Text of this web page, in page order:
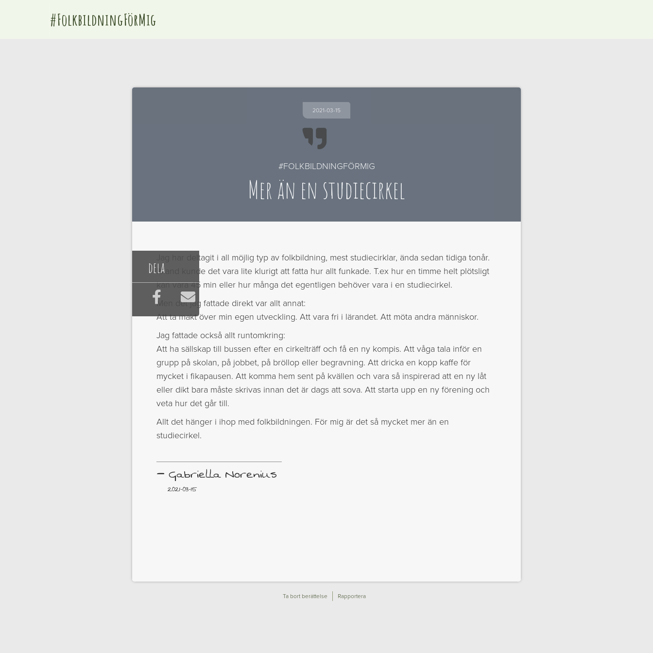
#FolkbildningFörMig

2021-03-15
#FOLKBILDNINGFÖRMIG
Mer än en studiecirkel
Jag har deltagit i all möjlig typ av folkbildning, mest studiecirklar, ända sedan tidiga tonår.
Ibland kunde det vara lite klurigt att fatta hur allt funkade. T.ex hur en timme helt plötsligt
kan vara 45 min eller hur många det egentligen behöver vara i en studiecirkel.
Men det jag fattade direkt var allt annat:
Att ta makt över min egen utveckling. Att vara fri i lärandet. Att möta andra människor.
Jag fattade också allt runtomkring:
Att ha sällskap till bussen efter en cirkelträff och få en ny kompis. Att våga tala inför en
grupp på skolan, på jobbet, på bröllop eller begravning. Att dricka en kopp kaffe för
mycket i fikapausen. Att komma hem sent på kvällen och vara så inspirerad att en ny låt
eller dikt bara måste skrivas innan det är dags att sova. Att starta upp en ny förening och
veta hur det går till.
Allt det hänger i ihop med folkbildningen. För mig är det så mycket mer än en
studiecirkel.
dela
 
–Gabriella Norenius
2021-03-15
Ta bort berättelse Rapportera